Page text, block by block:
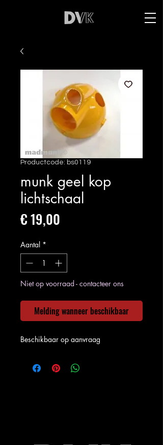
Productcode: bs0119
munk geel kop
lichtschaal
€ 19,00
Aantal *
Niet op voorraad - contacteer ons
Melding wanneer beschikbaar
Beschikbaar op aanvraag